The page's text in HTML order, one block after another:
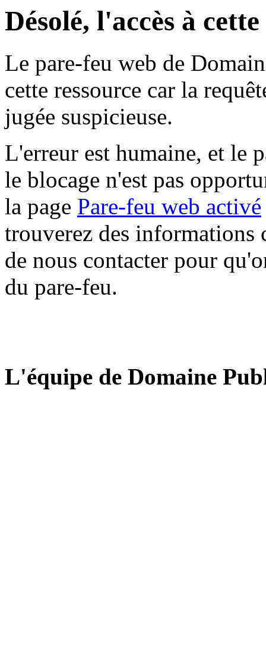
Désolé, l'accès à
Le pare-feu web de
cette ressource car la
jugée suspicieuse.
L'erreur est humaine, et le
le blocage n'est pas
la page Pare-feu web activé
trouverez des informations
de nous contacter pour
du pare-feu.
L'équipe de Domaine